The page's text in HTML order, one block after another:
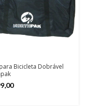
Bicicleta Dobrável